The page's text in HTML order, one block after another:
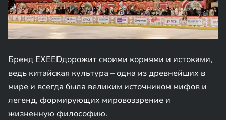
Бренд EXEEDдорожит своими корнями и истоками,
ведь китайская культура – одна из древнейших в
мире и всегда была великим источником мифов и
легенд, формирующих мировоззрение и
жизненную философию.